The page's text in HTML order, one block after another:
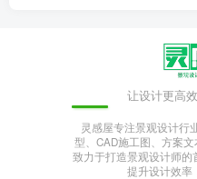
让设计更高
灵感屋专注景观设计行
型、CAD施工图、方案
致力于打造景观设计师
提升设计效率